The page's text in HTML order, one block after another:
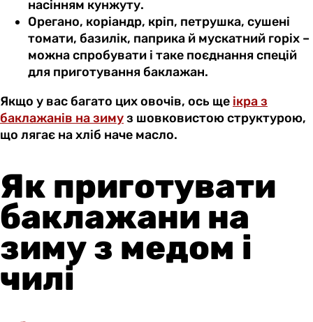
насінням кунжуту.
Орегано, коріандр, кріп, петрушка, сушені
томати, базилік, паприка й мускатний горіх –
можна спробувати і таке поєднання спецій
для приготування баклажан.
Якщо у вас багато цих овочів, ось ще ікра з
баклажанів на зимуз шовковистою структурою,
що лягає на хліб наче масло.
Як приготувати
баклажани на
зиму з медом і
чилі